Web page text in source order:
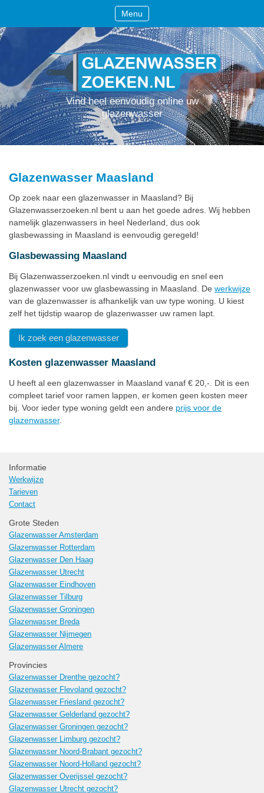
Menu
Vind heel eenvoudig online uw
glazenwasser
Glazenwasser Maasland
Op zoek naar een glazenwasser in Maasland? Bij
Glazenwasserzoeken.nl bent u aan het goede adres. Wij hebben
namelijk glazenwassers in heel Nederland, dus ook
glasbewassing in Maasland is eenvoudig geregeld!
Glasbewassing Maasland
Bij Glazenwasserzoeken.nl vindt u eenvoudig en snel een
glazenwasser voor uw glasbewassing in Maasland. De werkwijze
van de glazenwasser is afhankelijk van uw type woning. U kiest
zelf het tijdstip waarop de glazenwasser uw ramen lapt.
Ik zoek een glazenwasser
Kosten glazenwasser Maasland
U heeft al een glazenwasser in Maasland vanaf € 20,-. Dit is een
compleet tarief voor ramen lappen, er komen geen kosten meer
bij. Voor ieder type woning geldt een andere prijs voor de
glazenwasser.
Informatie
Werkwijze
Tarieven
Contact
Grote Steden
Glazenwasser Amsterdam
Glazenwasser Rotterdam
Glazenwasser Den Haag
Glazenwasser Utrecht
Glazenwasser Eindhoven
Glazenwasser Tilburg
Glazenwasser Groningen
Glazenwasser Breda
Glazenwasser Nijmegen
Glazenwasser Almere
Provincies
Glazenwasser Drenthe gezocht?
Glazenwasser Flevoland gezocht?
Glazenwasser Friesland gezocht?
Glazenwasser Gelderland gezocht?
Glazenwasser Groningen gezocht?
Glazenwasser Limburg gezocht?
Glazenwasser Noord-Brabant gezocht?
Glazenwasser Noord-Holland gezocht?
Glazenwasser Overijssel gezocht?
Glazenwasser Utrecht gezocht?